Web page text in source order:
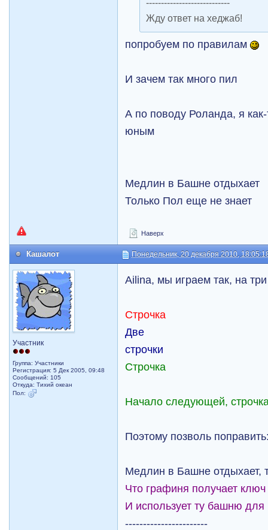
----------------------------
Жду ответ на хеджаб!
попробуем по правилам
И зачем так много пил
А по поводу Роланда, я
юным
Медлин в Башне отдыхает
Только Пол еще не знает
Наверх
Кашалот Понедельник, 20 декабря 2010,
Участник
Группа: Участники
Регистрация: 5 Дек 2005, 09:48
Сообщений: 105
Откуда: Тихий океан
Пол:
Ailina, мы играем так, на
Строчка
Две
строчки
Строчка
Начало следующей,
Поэтому позволь
Медлин в Башне отдыхает,
Что графиня получает
И использует ту башню
-----------------------